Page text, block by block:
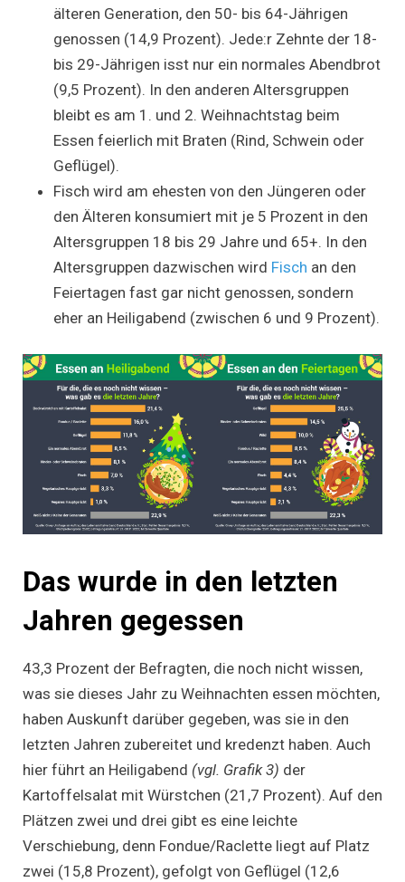
älteren Generation, den 50- bis 64-Jährigen
genossen (14,9 Prozent). Jede:r Zehnte der 18-
bis 29-Jährigen isst nur ein normales Abendbrot
(9,5 Prozent). In den anderen Altersgruppen
bleibt es am 1. und 2. Weihnachtstag beim
Essen feierlich mit Braten (Rind, Schwein oder
Geflügel).
Fisch wird am ehesten von den Jüngeren oder
den Älteren konsumiert mit je 5 Prozent in den
Altersgruppen 18 bis 29 Jahre und 65+. In den
Altersgruppen dazwischen wird Fisch an den
Feiertagen fast gar nicht genossen, sondern
eher an Heiligabend (zwischen 6 und 9 Prozent).
Das wurde in den letzten
Jahren gegessen
43,3 Prozent der Befragten, die noch nicht wissen,
was sie dieses Jahr zu Weihnachten essen möchten,
haben Auskunft darüber gegeben, was sie in den
letzten Jahren zubereitet und kredenzt haben. Auch
hier führt an Heiligabend (vgl. Grafik 3) der
Kartoffelsalat mit Würstchen (21,7 Prozent). Auf den
Plätzen zwei und drei gibt es eine leichte
Verschiebung, denn Fondue/Raclette liegt auf Platz
zwei (15,8 Prozent), gefolgt von Geflügel (12,6